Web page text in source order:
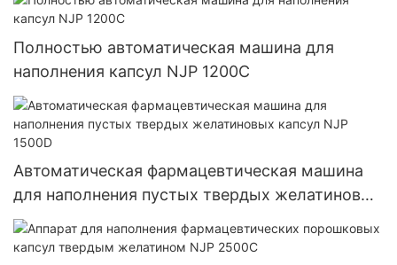
Полностью автоматическая машина для
наполнения капсул NJP 1200C
Автоматическая фармацевтическая машина
для наполнения пустых твердых желатиновых
капсул NJP 1500D